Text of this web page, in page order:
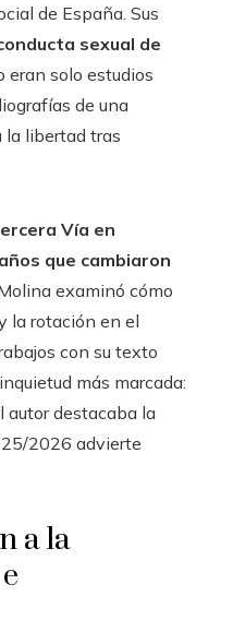
de España. Sus
sexual de
eran solo estudios
de una
la libertad tras
Vía en
que cambiaron
Molina examinó cómo
la rotación en el
con su texto
más marcada:
autor destacaba la
2026 advierte
a la